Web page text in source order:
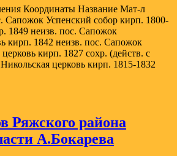
Координаты Название Мат-л
Сапожок Успенский собор кирп. 1800-
1849 неизв. пос. Сапожок
кирп. 1842 неизв. пос. Сапожок
кирп. 1827 сохр. (действ. с
церковь кирп. 1815-1832
Ряжского района
А.Бокарева